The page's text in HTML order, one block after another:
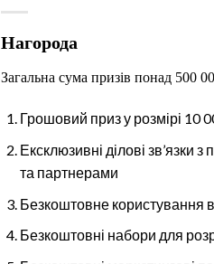
Нагорода
Загальна сума призів понад 500
Грошовий приз у розмірі 10
Ексклюзивні ділові
та партнерами
Безкоштовне користування
Безкоштовні набори для